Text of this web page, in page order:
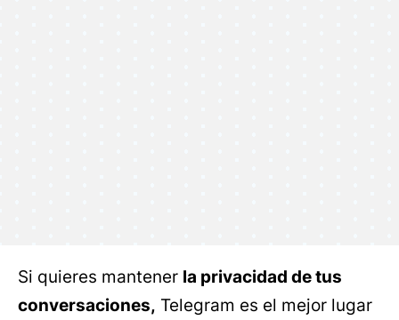
Si quieres mantener la privacidad de tus
conversaciones, Telegram es el mejor lugar